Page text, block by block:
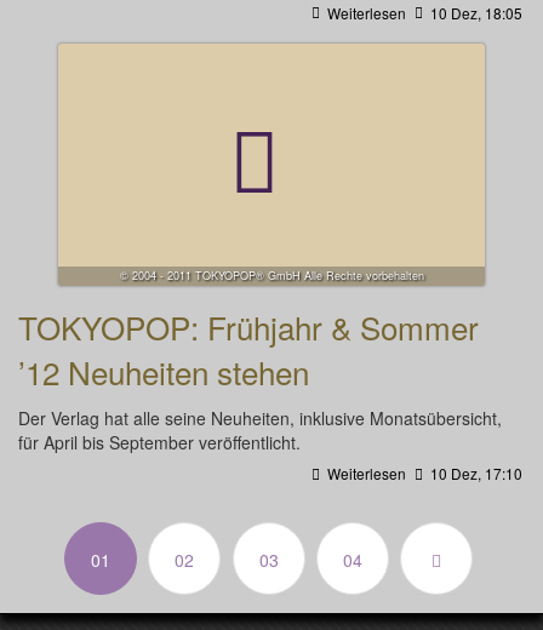
Weiterlesen 10 Dez, 18:05
© 2004 - 2011 TOKYOPOP® GmbH Alle Rechte vorbehalten
TOKYOPOP: Frühjahr & Sommer
’12 Neuheiten stehen
Der Verlag hat alle seine Neuheiten, inklusive Monatsübersicht,
für April bis September veröffentlicht.
Weiterlesen 10 Dez, 17:10
01 (aktuell) 02 03 04